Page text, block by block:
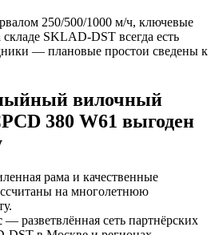
250/500/1000 м/ч, ключевые
SKLAD‑DST всегда есть
— плановые простои сведены к
вилочный
380 W61 выгоден
рама и качественные
на многолетнюю
— разветвлённая сеть партнёрских